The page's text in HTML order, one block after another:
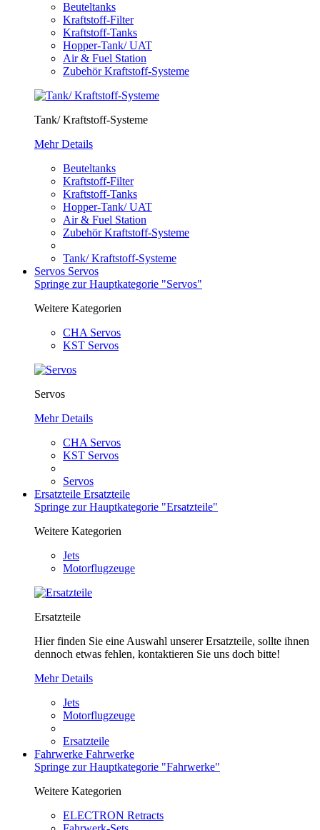
Beuteltanks
Kraftstoff-Filter
Kraftstoff-Tanks
Hopper-Tank/ UAT
Air & Fuel Station
Zubehör Kraftstoff-Systeme
Tank/ Kraftstoff-Systeme
Mehr Details
Beuteltanks
Kraftstoff-Filter
Kraftstoff-Tanks
Hopper-Tank/ UAT
Air & Fuel Station
Zubehör Kraftstoff-Systeme
Tank/ Kraftstoff-Systeme
Servos Servos
Springe zur Hauptkategorie "Servos"
Weitere Kategorien
CHA Servos
KST Servos
Servos
Mehr Details
CHA Servos
KST Servos
Servos
Ersatzteile Ersatzteile
Springe zur Hauptkategorie "Ersatzteile"
Weitere Kategorien
Jets
Motorflugzeuge
Ersatzteile
Hier finden Sie eine Auswahl unserer Ersatzteile, sollte ihnen
dennoch etwas fehlen, kontaktieren Sie uns doch bitte!
Mehr Details
Jets
Motorflugzeuge
Ersatzteile
Fahrwerke Fahrwerke
Springe zur Hauptkategorie "Fahrwerke"
Weitere Kategorien
ELECTRON Retracts